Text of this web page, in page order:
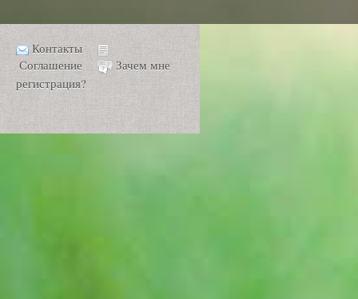
Контакты
Соглашение
Зачем мне
регистрация?